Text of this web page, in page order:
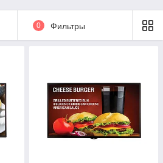
0 Фильтры